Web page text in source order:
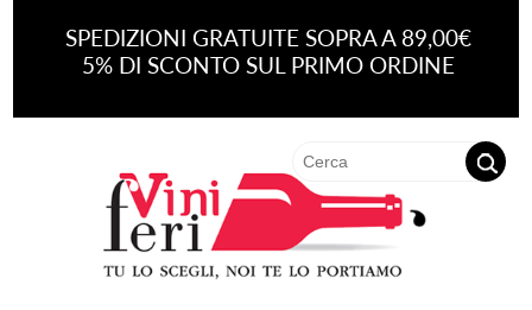
SPEDIZIONI GRATUITE SOPRA A 89,00€
5% DI SCONTO SUL PRIMO ORDINE